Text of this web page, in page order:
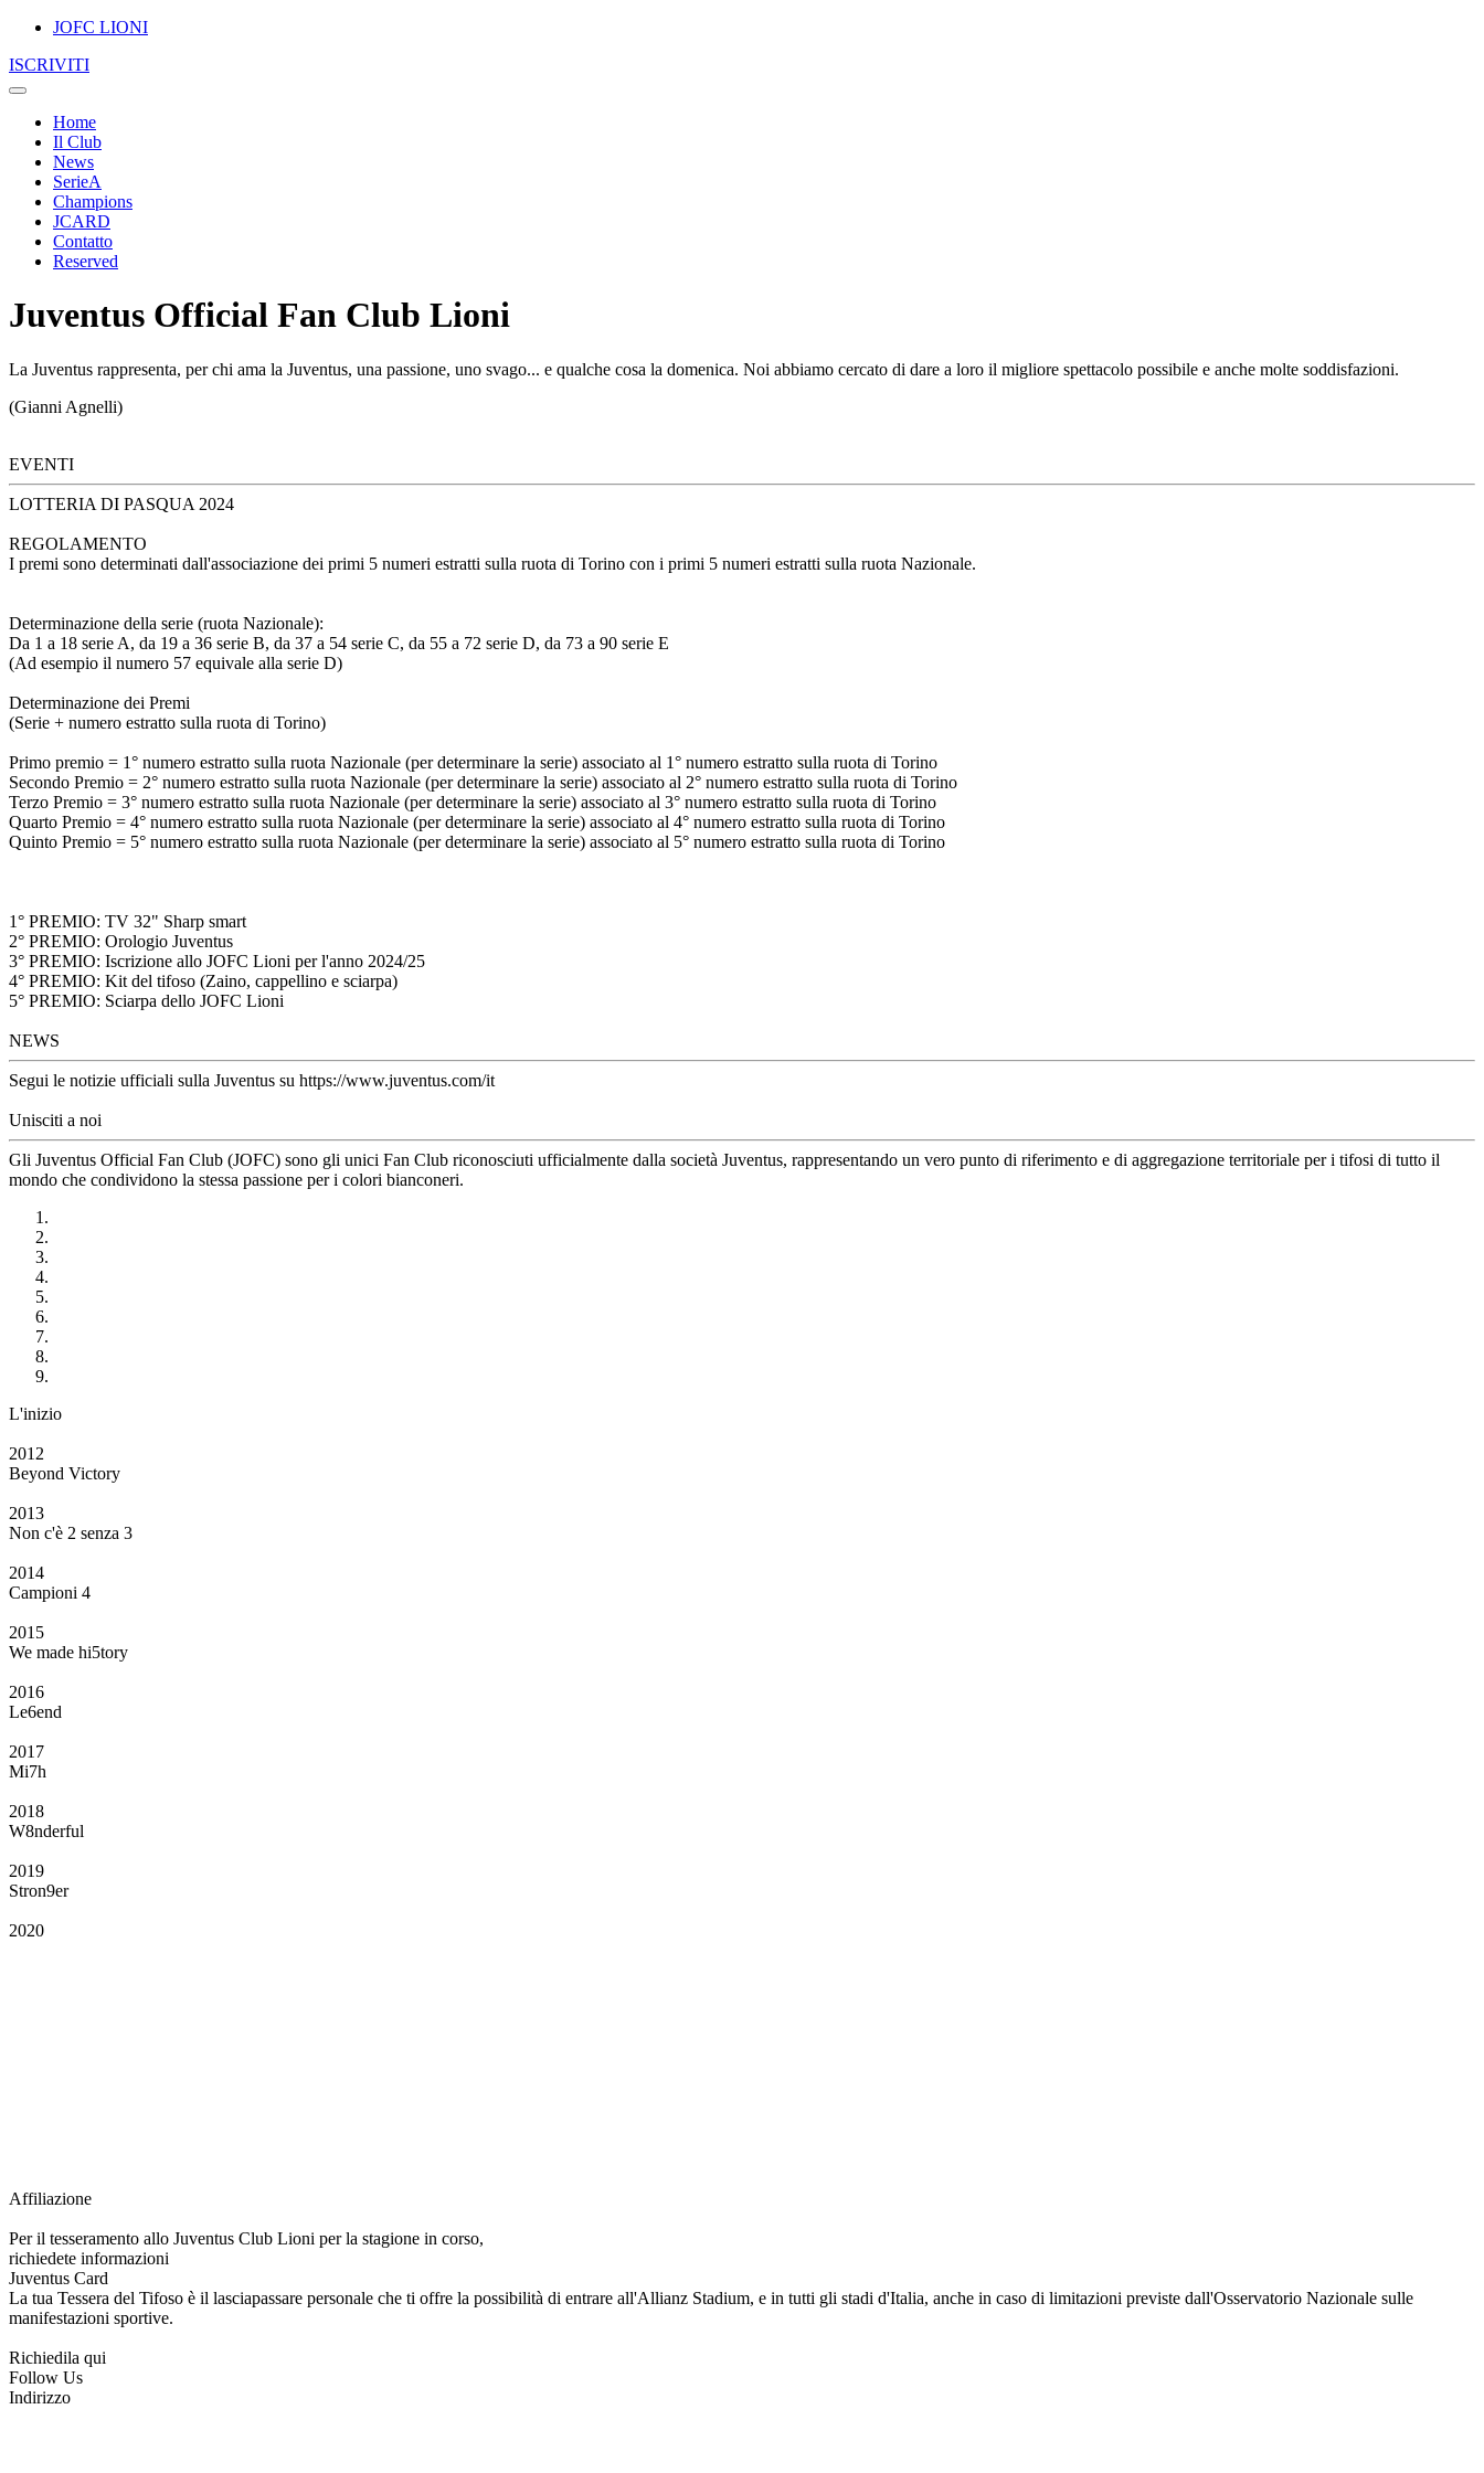
JOFC LIONI
ISCRIVITI
Home
Il Club
News
SerieA
Champions
JCARD
Contatto
Reserved
Juventus Official Fan Club Lioni
La Juventus rappresenta, per chi ama la Juventus, una passione, uno svago... e qualche cosa la domenica. Noi abbiamo cercato di dare a loro il migliore spettacolo possibile e anche molte soddisfazioni.
(Gianni Agnelli)
EVENTI
LOTTERIA DI PASQUA 2024
REGOLAMENTO
I premi sono determinati dall'associazione dei primi 5 numeri estratti sulla ruota di Torino con i primi 5 numeri estratti sulla ruota Nazionale.
Determinazione della serie (ruota Nazionale):
Da 1 a 18 serie A, da 19 a 36 serie B, da 37 a 54 serie C, da 55 a 72 serie D, da 73 a 90 serie E
(Ad esempio il numero 57 equivale alla serie D)
Determinazione dei Premi
(Serie + numero estratto sulla ruota di Torino)
Primo premio = 1° numero estratto sulla ruota Nazionale (per determinare la serie) associato al 1° numero estratto sulla ruota di Torino
Secondo Premio = 2° numero estratto sulla ruota Nazionale (per determinare la serie) associato al 2° numero estratto sulla ruota di Torino
Terzo Premio = 3° numero estratto sulla ruota Nazionale (per determinare la serie) associato al 3° numero estratto sulla ruota di Torino
Quarto Premio = 4° numero estratto sulla ruota Nazionale (per determinare la serie) associato al 4° numero estratto sulla ruota di Torino
Quinto Premio = 5° numero estratto sulla ruota Nazionale (per determinare la serie) associato al 5° numero estratto sulla ruota di Torino
1° PREMIO: TV 32" Sharp smart
2° PREMIO: Orologio Juventus
3° PREMIO: Iscrizione allo JOFC Lioni per l'anno 2024/25
4° PREMIO: Kit del tifoso (Zaino, cappellino e sciarpa)
5° PREMIO: Sciarpa dello JOFC Lioni
NEWS
Segui le notizie ufficiali sulla Juventus su https://www.juventus.com/it
Unisciti a noi
Gli Juventus Official Fan Club (JOFC) sono gli unici Fan Club riconosciuti ufficialmente dalla società Juventus, rappresentando un vero punto di riferimento e di aggregazione territoriale per i tifosi di tutto il
mondo che condividono la stessa passione per i colori bianconeri.
L'inizio
2012
Beyond Victory
2013
Non c'è 2 senza 3
2014
Campioni 4
2015
We made hi5tory
2016
Le6end
2017
Mi7h
2018
W8nderful
2019
Stron9er
2020
Affiliazione
Per il tesseramento allo Juventus Club Lioni per la stagione in corso,
richiedete informazioni
Juventus Card
La tua Tessera del Tifoso è il lasciapassare personale che ti offre la possibilità di entrare all'Allianz Stadium, e in tutti gli stadi d'Italia, anche in caso di limitazioni previste dall'Osservatorio Nazionale sulle
manifestazioni sportive.
Richiedila qui
Follow Us
Indirizzo